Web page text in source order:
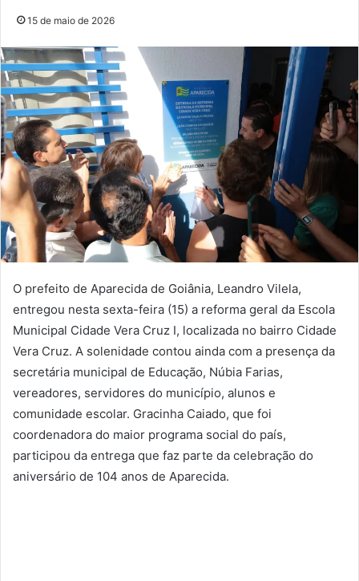
15 de maio de 2026
O prefeito de Aparecida de Goiânia, Leandro Vilela,
entregou nesta sexta-feira (15) a reforma geral da Escola
Municipal Cidade Vera Cruz I, localizada no bairro Cidade
Vera Cruz. A solenidade contou ainda com a presença da
secretária municipal de Educação, Núbia Farias,
vereadores, servidores do município, alunos e
comunidade escolar. Gracinha Caiado, que foi
coordenadora do maior programa social do país,
participou da entrega que faz parte da celebração do
aniversário de 104 anos de Aparecida.